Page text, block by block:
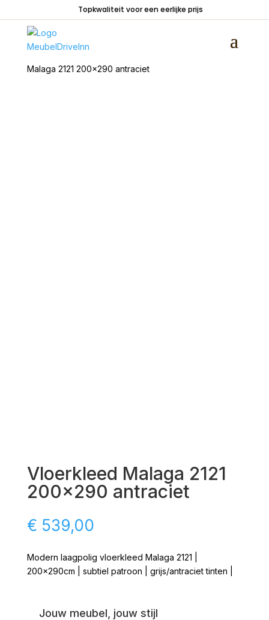
Topkwaliteit voor een eerlijke prijs
Malaga 2121 200×290 antraciet
Vloerkleed Malaga 2121
200×290 antraciet
€ 539,00
Modern laagpolig vloerkleed Malaga 2121 |
200x290cm | subtiel patroon | grijs/antraciet tinten |
Jouw meubel, jouw stijl